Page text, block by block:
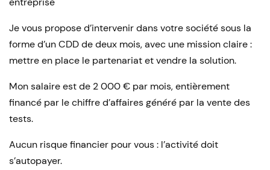
Je vous propose d’intervenir dans votre société sous la
forme d’un CDD de deux mois, avec une mission claire :
mettre en place le partenariat et vendre la solution.
Mon salaire est de 2 000 € par mois, entièrement
financé par le chiffre d’affaires généré par la vente des
tests.
Aucun risque financier pour vous : l’activité doit
s’autopayer.